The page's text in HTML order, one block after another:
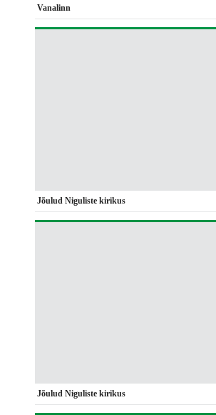
Vanalinn
Jõulud Niguliste kirikus
Jõulud Niguliste kirikus